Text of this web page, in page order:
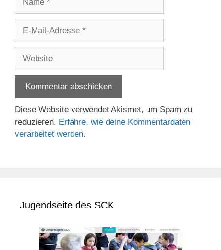
Adresse
Diese Website verwendet Akismet, um Spam zu
reduzieren. Erfahre, wie deine Kommentardaten
verarbeitet werden.
Jugendseite des SCK